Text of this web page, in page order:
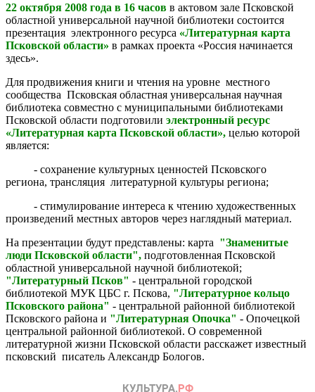
22 октября 2008 года в 16 часов в актовом зале Псковской
областной универсальной научной библиотеки состоится
презентация электронного ресурса «Литературная карта
Псковской области» в рамках проекта «Россия начинается
здесь».
Для продвижения книги и чтения на уровне местного
сообщества Псковская областная универсальная научная
библиотека совместно с муниципальными библиотеками
Псковской области подготовили электронный ресурс
«Литературная карта Псковской области», целью которой
является:
- сохранение культурных ценностей Псковского
региона, трансляция литературной культуры региона;
- стимулирование интереса к чтению художественных
произведений местных авторов через наглядный материал.
На презентации будут представлены: карта "Знаменитые
люди Псковской области", подготовленная Псковской
областной универсальной научной библиотекой;
"Литературный Псков" - центральной городской
библиотекой МУК ЦБС г. Пскова, "Литературное кольцо
Псковского района" - центральной районной библиотекой
Псковского района и "Литературная Опочка" - Опочецкой
центральной районной библиотекой. О современной
литературной жизни Псковской области расскажет известный
псковский писатель Александр Бологов.